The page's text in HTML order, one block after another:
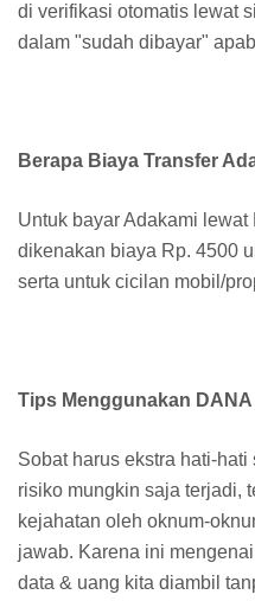
di verifikasi otomatis lewat
dalam "sudah dibayar"
Berapa Biaya Transfer
Untuk bayar Adakami
dikenakan biaya Rp. 4500
serta untuk cicilan mobil/
Tips Menggunakan
Sobat harus ekstra hati-
risiko mungkin saja terjadi,
kejahatan oleh oknum-
jawab. Karena ini
data & uang kita diambil